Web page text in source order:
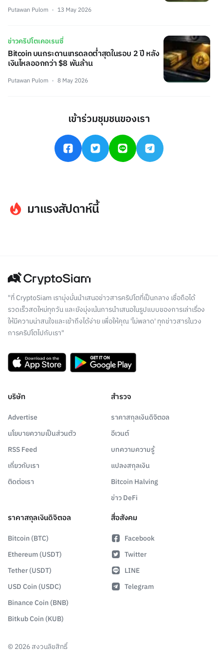
Putawan Pulom 13 May 2026
ข่าวคริปโตเคอเรนซี่
Bitcoin บนกระดานเทรดลดต่ำสุดในรอบ 2 ปี หลัง
เงินไหลออกกว่า $8 พันล้าน
Putawan Pulom 8 May 2026
เข้าร่วมชุมชนของเรา
มาแรงสัปดาห์นี้
"ที่ CryptoSiam เรามุ่งมั่นนำเสนอข่าวสารคริปโตที่เป็นกลาง เชื่อถือได้
รวดเร็วสดใหม่ทุกวัน และยังมุ่งเน้นการนำเสนอในรูปแบบของการเล่าเรื่อง
ให้มีความน่าสนใจและเข้าถึงได้ง่าย เพื่อให้คุณ 'ไม่พลาด' ทุกข่าวสารในวง
การคริปโตไปกับเรา"
บริษัท
Advertise
นโยบายความเป็นส่วนตัว
RSS Feed
เกี่ยวกับเรา
ติดต่อเรา
สำรวจ
ราคาสกุลเงินดิจิตอล
อีเวนต์
บทความความรู้
แปลงสกุลเงิน
Bitcoin Halving
ข่าว DeFi
ราคาสกุลเงินดิจิตอล
Bitcoin (BTC)
Ethereum (USDT)
Tether (USDT)
USD Coin (USDC)
Binance Coin (BNB)
Bitkub Coin (KUB)
สื่อสังคม
Facebook
Twitter
LINE
Telegram
© 2026สงวนลิขสิทธิ์